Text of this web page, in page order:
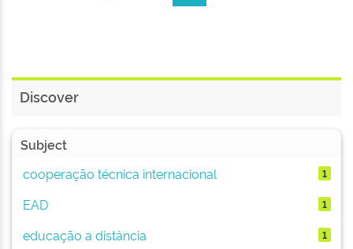
Discover
Subject
cooperação técnica internacional
1
EAD 1
educação a distância 1